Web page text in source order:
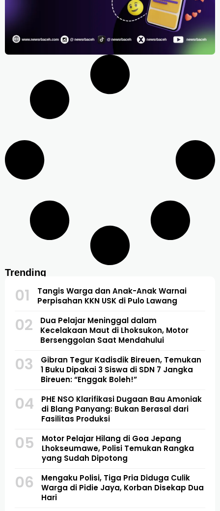
Trending
01
Tangis Warga dan Anak-Anak Warnai
Perpisahan KKN USK di Pulo Lawang
02
Dua Pelajar Meninggal dalam
Kecelakaan Maut di Lhoksukon, Motor
Bersenggolan Saat Mendahului
03
Gibran Tegur Kadisdik Bireuen, Temukan
1 Buku Dipakai 3 Siswa di SDN 7 Jangka
Bireuen: “Enggak Boleh!”
04
PHE NSO Klarifikasi Dugaan Bau Amoniak
di Blang Panyang: Bukan Berasal dari
Fasilitas Produksi
05
Motor Pelajar Hilang di Goa Jepang
Lhokseumawe, Polisi Temukan Rangka
yang Sudah Dipotong
06
Mengaku Polisi, Tiga Pria Diduga Culik
Warga di Pidie Jaya, Korban Disekap Dua
Hari